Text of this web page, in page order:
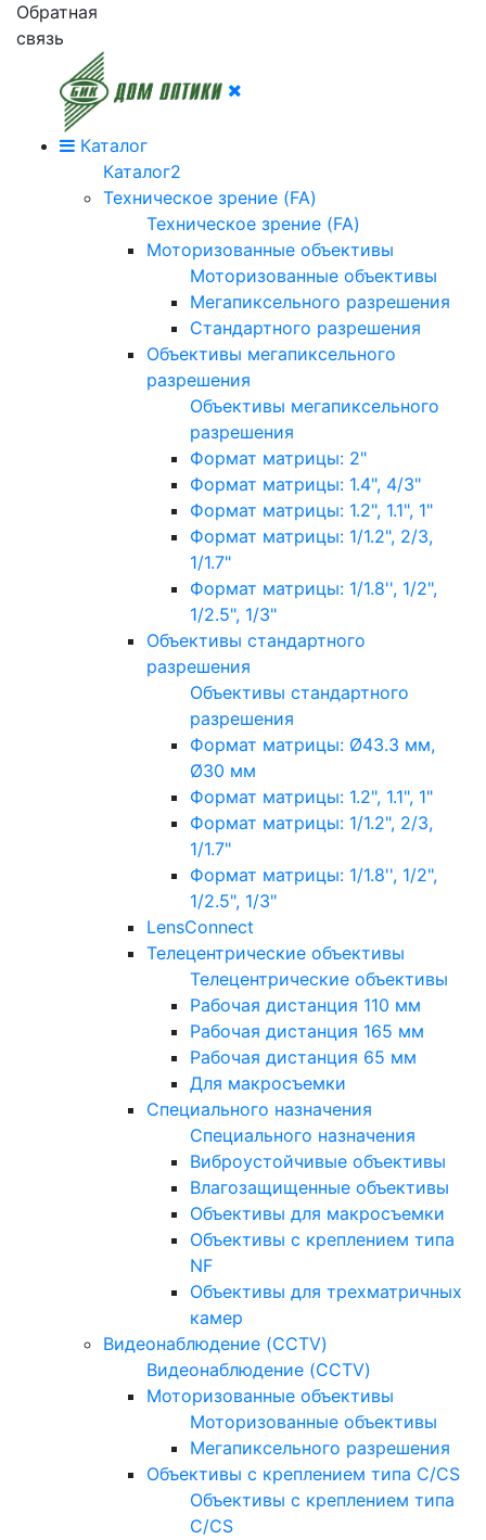
Обратная
связь
Каталог
Каталог2
Техническое зрение (FA)
Техническое зрение (FA)
Моторизованные объективы
Моторизованные объективы
Мегапиксельного разрешения
Стандартного разрешения
Объективы мегапиксельного
разрешения
Объективы мегапиксельного
разрешения
Формат матрицы: 2"
Формат матрицы: 1.4", 4/3"
Формат матрицы: 1.2", 1.1", 1"
Формат матрицы: 1/1.2", 2/3,
1/1.7"
Формат матрицы: 1/1.8'', 1/2",
1/2.5", 1/3"
Объективы стандартного
разрешения
Объективы стандартного
разрешения
Формат матрицы: Ø43.3 мм,
Ø30 мм
Формат матрицы: 1.2", 1.1", 1"
Формат матрицы: 1/1.2", 2/3,
1/1.7"
Формат матрицы: 1/1.8'', 1/2",
1/2.5", 1/3"
LensConnect
Телецентрические объективы
Телецентрические объективы
Рабочая дистанция 110 мм
Рабочая дистанция 165 мм
Рабочая дистанция 65 мм
Для макросъемки
Специального назначения
Специального назначения
Виброустойчивые объективы
Влагозащищенные объективы
Объективы для макросъемки
Объективы с креплением типа
NF
Объективы для трехматричных
камер
Видеонаблюдение (CCTV)
Видеонаблюдение (CCTV)
Моторизованные объективы
Моторизованные объективы
Мегапиксельного разрешения
Объективы с креплением типа C/CS
Объективы с креплением типа
C/CS